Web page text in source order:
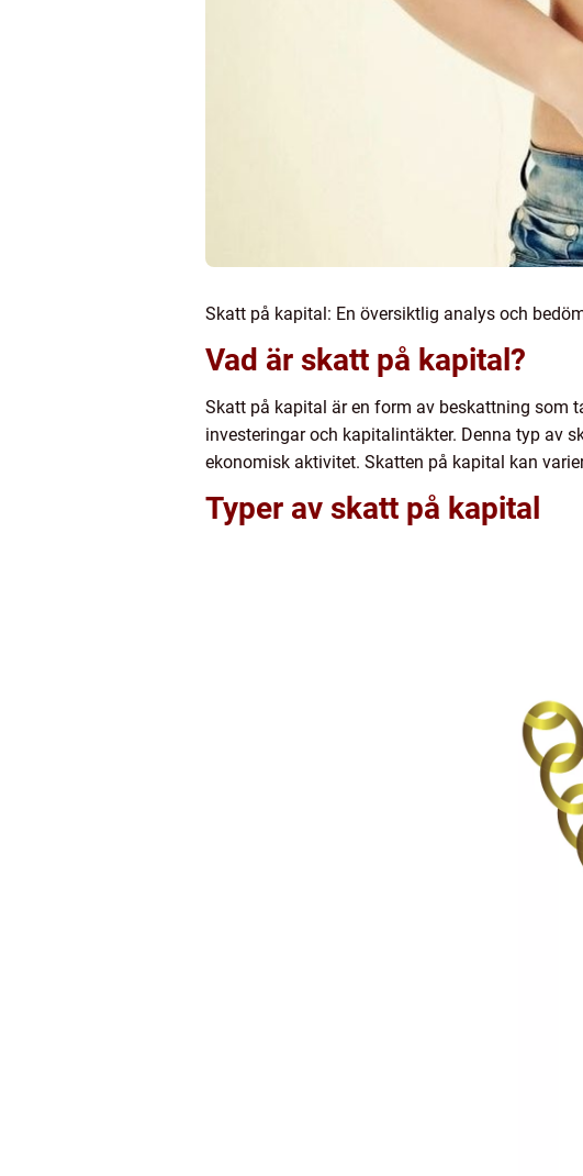
Skatt på kapital: En översiktlig analys och
Vad är skatt på kapital?
Skatt på kapital är en form av beskattning som
investeringar och kapitalintäkter. Denna typ av
ekonomisk aktivitet. Skatten på kapital kan
Typer av skatt på kapital